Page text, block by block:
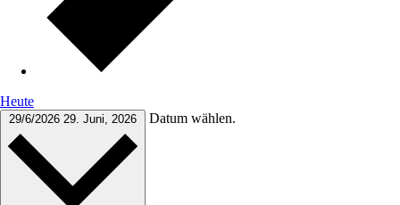
Heute
29/6/2026 29. Juni, 2026 Datum wählen.